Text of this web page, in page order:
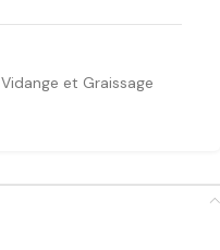
Vidange et Graissage